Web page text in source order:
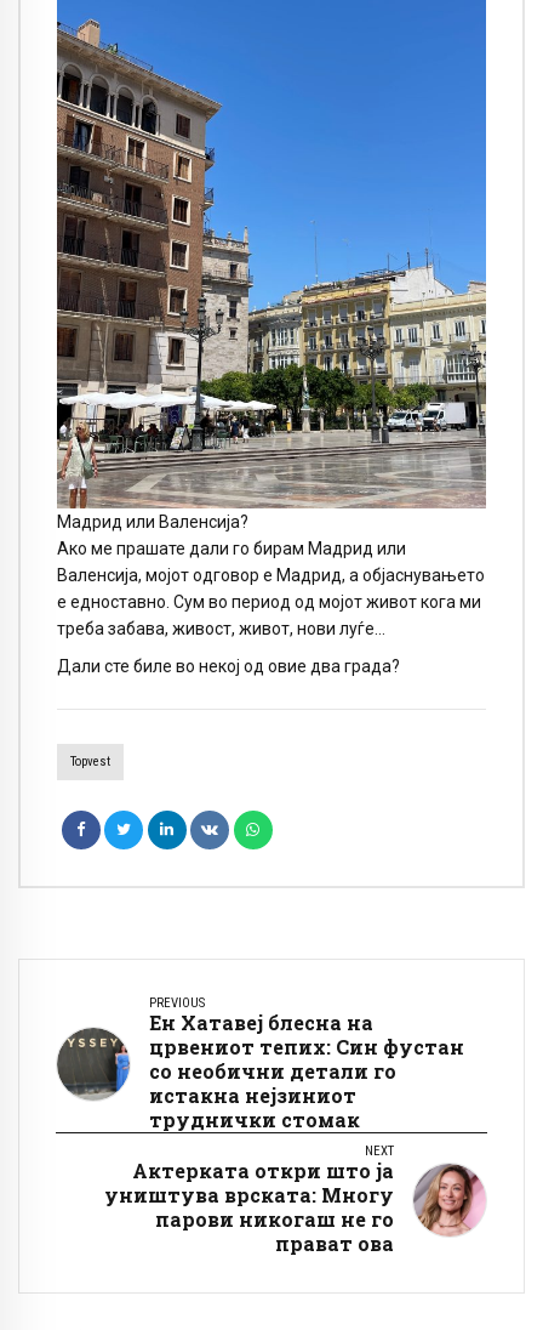
Мадрид или Валенсија?
Ако ме прашате дали го бирам Мадрид или
Валенсија, мојот одговор е Мадрид, а објаснувањето
е едноставно. Сум во период од мојот живот кога ми
треба забава, живост, живот, нови луѓе…
Дали сте биле во некој од овие два града?
Topvest
PREVIOUS
Ен Хатавеј блесна на
црвениот тепих: Син фустан
со необични детали го
истакна нејзиниот
труднички стомак
NEXT
Актерката откри што ја
уништува врската: Многу
парови никогаш не го
прават ова